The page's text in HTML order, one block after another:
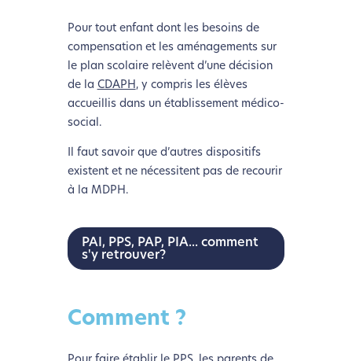
Pour tout enfant dont les besoins de
compensation et les aménagements sur
le plan scolaire relèvent d’une décision
de la CDAPH , y compris les élèves
accueillis dans un établissement médico-
social.
Il faut savoir que d’autres dispositifs
existent et ne nécessitent pas de recourir
à la MDPH.
PAI, PPS, PAP, PIA... comment
s'y retrouver?
Comment ?